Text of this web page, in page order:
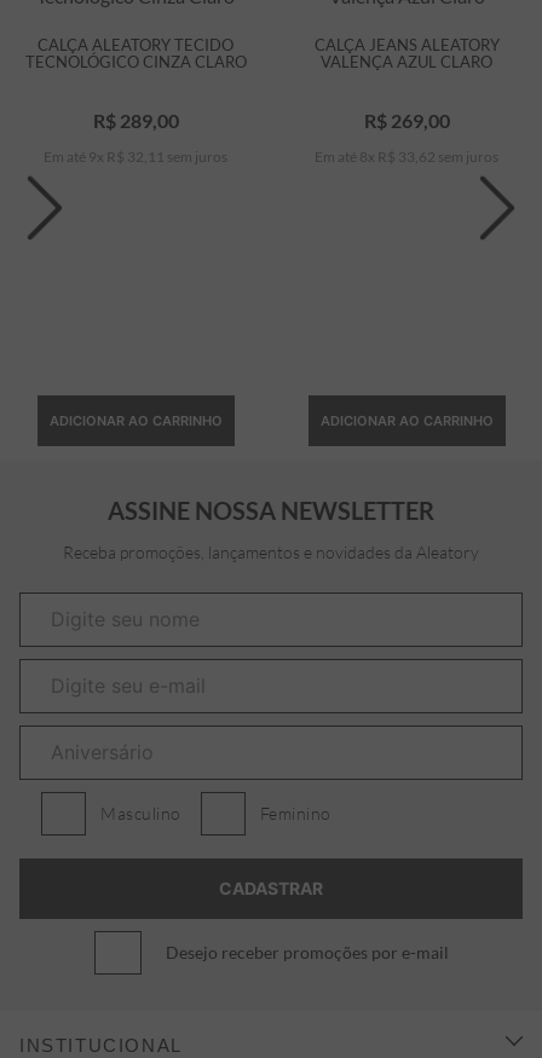
CALÇA ALEATORY TECIDO
TECNOLÓGICO CINZA CLARO
R$ 289,00
Em até 9 x R$ 32 11 sem juros
ADICIONAR AO CARRINHO
CALÇA JEANS ALEATORY
VALENÇA AZUL CLARO
R$ 269,00
Em até 8 x R$ 33 62 sem juros
ADICIONAR AO CARRINHO
ASSINE NOSSA NEWSLETTER
Receba promoções, lançamentos e novidades da Aleatory
Masculino Feminino
Desejo receber promoções por e-mail
INSTITUCIONAL